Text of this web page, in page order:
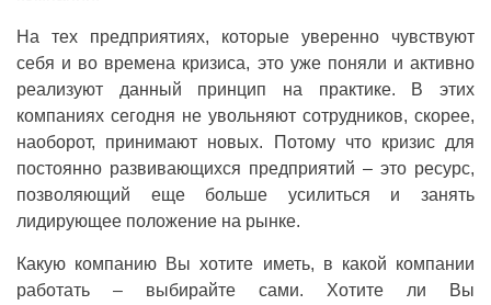
На тех предприятиях, которые уверенно чувствуют
себя и во времена кризиса, это уже поняли и активно
реализуют данный принцип на практике. В этих
компаниях сегодня не увольняют сотрудников, скорее,
наоборот, принимают новых. Потому что кризис для
постоянно развивающихся предприятий – это ресурс,
позволяющий еще больше усилиться и занять
лидирующее положение на рынке.
Какую компанию Вы хотите иметь, в какой компании
работать – выбирайте сами. Хотите ли Вы